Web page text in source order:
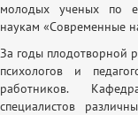
молодых ученых по
наукам «Современные
За годы плодотворной
психологов и
работников.
специалистов